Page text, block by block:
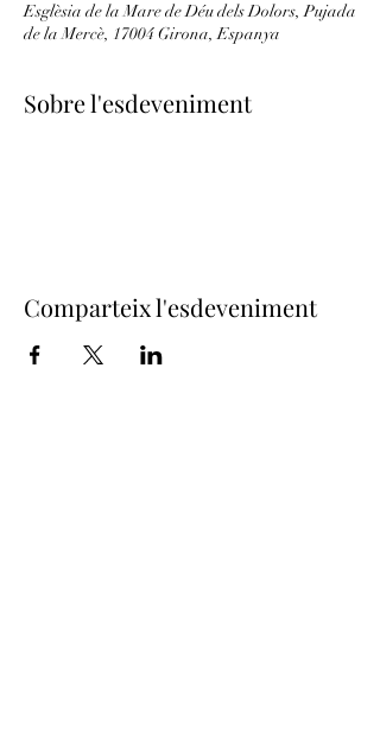
Esglèsia de la Mare de Déu dels Dolors, Pujada
de la Mercè, 17004 Girona, Espanya
Sobre l'esdeveniment
Comparteix l'esdeveniment